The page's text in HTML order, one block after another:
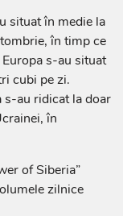
situat în medie la
în timp ce
s-au situat
cubi pe zi.
s-au ridicat la doar
în
of Siberia”
zilnice